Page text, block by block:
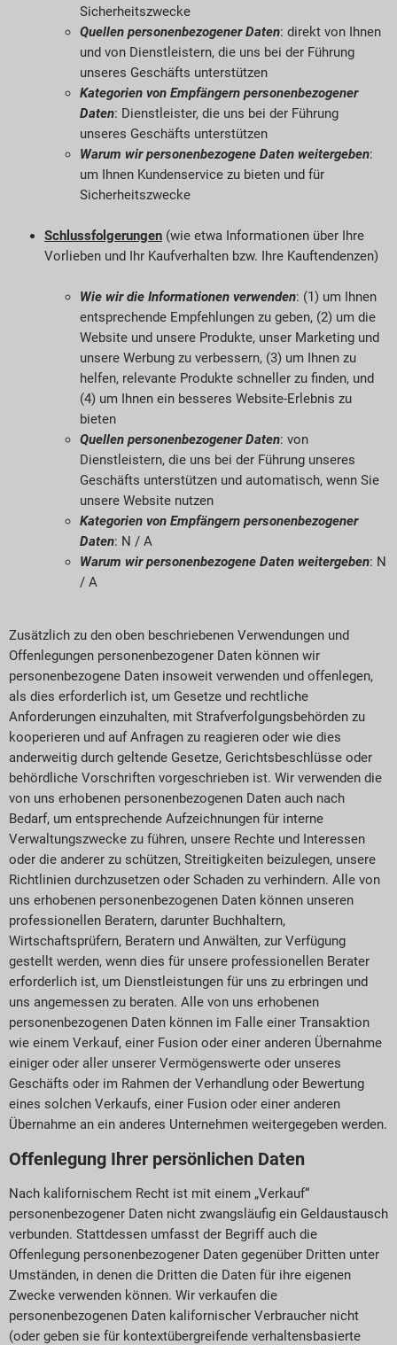
Sicherheitszwecke
Quellen personenbezogener Daten: direkt von Ihnen
und von Dienstleistern, die uns bei der Führung
unseres Geschäfts unterstützen
Kategorien von Empfängern personenbezogener
Daten: Dienstleister, die uns bei der Führung
unseres Geschäfts unterstützen
Warum wir personenbezogene Daten weitergeben:
um Ihnen Kundenservice zu bieten und für
Sicherheitszwecke
Schlussfolgerungen (wie etwa Informationen über Ihre
Vorlieben und Ihr Kaufverhalten bzw. Ihre Kauftendenzen)
Wie wir die Informationen verwenden: (1) um Ihnen
entsprechende Empfehlungen zu geben, (2) um die
Website und unsere Produkte, unser Marketing und
unsere Werbung zu verbessern, (3) um Ihnen zu
helfen, relevante Produkte schneller zu finden, und
(4) um Ihnen ein besseres Website-Erlebnis zu
bieten
Quellen personenbezogener Daten: von
Dienstleistern, die uns bei der Führung unseres
Geschäfts unterstützen und automatisch, wenn Sie
unsere Website nutzen
Kategorien von Empfängern personenbezogener
Daten: N / A
Warum wir personenbezogene Daten weitergeben: N
/ A
Zusätzlich zu den oben beschriebenen Verwendungen und
Offenlegungen personenbezogener Daten können wir
personenbezogene Daten insoweit verwenden und offenlegen,
als dies erforderlich ist, um Gesetze und rechtliche
Anforderungen einzuhalten, mit Strafverfolgungsbehörden zu
kooperieren und auf Anfragen zu reagieren oder wie dies
anderweitig durch geltende Gesetze, Gerichtsbeschlüsse oder
behördliche Vorschriften vorgeschrieben ist. Wir verwenden die
von uns erhobenen personenbezogenen Daten auch nach
Bedarf, um entsprechende Aufzeichnungen für interne
Verwaltungszwecke zu führen, unsere Rechte und Interessen
oder die anderer zu schützen, Streitigkeiten beizulegen, unsere
Richtlinien durchzusetzen oder Schaden zu verhindern. Alle von
uns erhobenen personenbezogenen Daten können unseren
professionellen Beratern, darunter Buchhaltern,
Wirtschaftsprüfern, Beratern und Anwälten, zur Verfügung
gestellt werden, wenn dies für unsere professionellen Berater
erforderlich ist, um Dienstleistungen für uns zu erbringen und
uns angemessen zu beraten. Alle von uns erhobenen
personenbezogenen Daten können im Falle einer Transaktion
wie einem Verkauf, einer Fusion oder einer anderen Übernahme
einiger oder aller unserer Vermögenswerte oder unseres
Geschäfts oder im Rahmen der Verhandlung oder Bewertung
eines solchen Verkaufs, einer Fusion oder einer anderen
Übernahme an ein anderes Unternehmen weitergegeben werden.
Offenlegung Ihrer persönlichen Daten
Nach kalifornischem Recht ist mit einem „Verkauf“
personenbezogener Daten nicht zwangsläufig ein Geldaustausch
verbunden. Stattdessen umfasst der Begriff auch die
Offenlegung personenbezogener Daten gegenüber Dritten unter
Umständen, in denen die Dritten die Daten für ihre eigenen
Zwecke verwenden können. Wir verkaufen die
personenbezogenen Daten kalifornischer Verbraucher nicht
(oder geben sie für kontextübergreifende verhaltensbasierte